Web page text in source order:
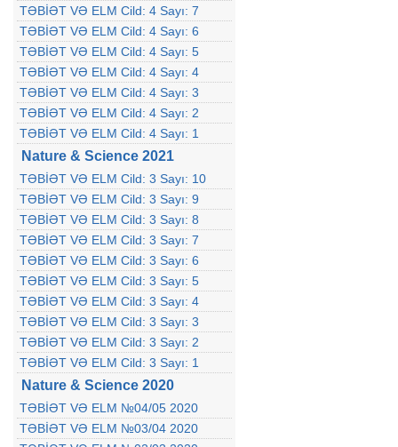
TƏBİƏT VƏ ELM Cild: 4 Sayı: 7
TƏBİƏT VƏ ELM Cild: 4 Sayı: 6
TƏBİƏT VƏ ELM Cild: 4 Sayı: 5
TƏBİƏT VƏ ELM Cild: 4 Sayı: 4
TƏBİƏT VƏ ELM Cild: 4 Sayı: 3
TƏBİƏT VƏ ELM Cild: 4 Sayı: 2
TƏBİƏT VƏ ELM Cild: 4 Sayı: 1
Nature & Science 2021
TƏBİƏT VƏ ELM Cild: 3 Sayı: 10
TƏBİƏT VƏ ELM Cild: 3 Sayı: 9
TƏBİƏT VƏ ELM Cild: 3 Sayı: 8
TƏBİƏT VƏ ELM Cild: 3 Sayı: 7
TƏBİƏT VƏ ELM Cild: 3 Sayı: 6
TƏBİƏT VƏ ELM Cild: 3 Sayı: 5
TƏBİƏT VƏ ELM Cild: 3 Sayı: 4
TƏBİƏT VƏ ELM Cild: 3 Sayı: 3
TƏBİƏT VƏ ELM Cild: 3 Sayı: 2
TƏBİƏT VƏ ELM Cild: 3 Sayı: 1
Nature & Science 2020
TƏBİƏT VƏ ELM №04/05 2020
TƏBİƏT VƏ ELM №03/04 2020